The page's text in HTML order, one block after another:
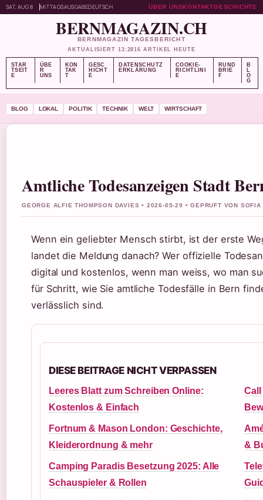
SAT, AUG 8 MITTAGSAUSGABEDEUTSCH ÜBER UNSKONTAKTGESCHICHTE
BERNMAGAZIN.CH
BERNMAGAZIN TAGESBERICHT
AKTUALISIERT 13:2816 ARTIKEL HEUTE
STAR
TSEIT
E
ÜBE
R
UNS
KON
TAK
T
GESC
HICHT
E
DATENSCHUTZ
ERKLÄRUNG
COOKIE-
RICHTLINI
E
RUND
BRIE
F
B
L
O
G
BLOG LOKAL POLITIK TECHNIK WELT WIRTSCHAFT
Amtliche Todesanzeigen Stadt
GEORGE ALFIE THOMPSON DAVIES • 2026-05-29 • GEPRUFT VON SOFIA
Wenn ein geliebter Mensch stirbt, ist der erste
landet die Meldung danach? Wer offizielle
digital und kostenlos, wenn man weiss, wo man
für Schritt, wie Sie amtliche Todesfälle in Bern
verlässlich sind.
DIESE BEITRAGE NICHT VERPASSEN
Leeres Blatt zum Schreiben Online:
Kostenlos & Einfach
Call
Fortnum & Mason London: Geschichte,
Kleiderordnung & mehr
&
Camping Paradis Besetzung 2025: Alle
Schauspieler & Rollen